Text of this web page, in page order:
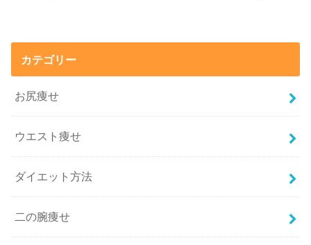
カテゴリー
お尻痩せ
ウエスト痩せ
ダイエット方法
二の腕痩せ